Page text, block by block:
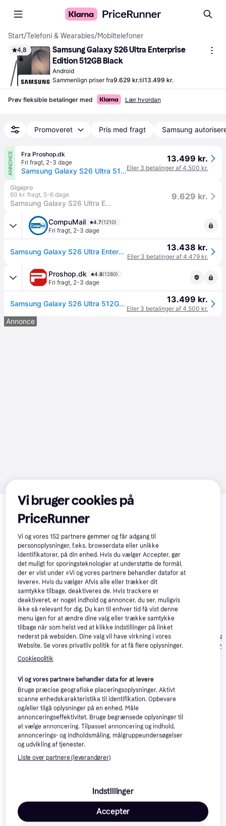
Start/Telefoni & Wearables/Mobiltelefoner
4,8
Samsung Galaxy S26 Ultra Enterprise
Edition 512GB Black
Android
Sammenlign priser fra9.629 kr.til13.499 kr.
Prøv fleksible betalinger med Lær hvordan
Promoveret Pris med fragt Samsung
ANNONCE
Fra Proshop.dk
Fri fragt, 2-3 dage
Samsung Galaxy S26 Ultra 512GB/12GB Enterprise Edition - Black
13.499 kr.
Eller 3 betalinger af 4.500 kr.
Gigapro
60 kr. fragt, 5-6 dage
Samsung Galaxy S26 Ultra Enterprise Edition 17,5 cm (6.9") Dual SIM Android 16.0 5G USB Type-C 12 GB 512 GB 5000 mAh Sort
9.629 kr.
CompuMail 4.7(1210)
Fri fragt, 2-3 dage
Samsung Galaxy S26 Ultra Enterprise Edition 6.9" 512 GB Sort --> På vej ind, levering hos dig 09-08-2026 13.438 kr.
Eller 3 betalinger af 4.479 kr.
Proshop.dk 4.8(1280)
Fri fragt, 2-3 dage
Samsung Galaxy S26 Ultra 512GB/12GB Enterprise Edition - Black 13.499 kr.
Eller 3 betalinger af 4.500 kr.
Annonce
Relaterede produkter
Se vores forslag til andre produkter, der matcher dine
Samsung Galaxy
S26 512GB
4.8
50+
Samsung Galaxy
S26 Ultra 512GB
4.8
Samsung
S26 Ultra
Anmeldelser
Vi bruger cookies på
PriceRunner
Vi og vores152 partnere gemmer og får adgang til
personoplysninger, f.eks. browserdata eller unikke
identifikatorer, på din enhed. Hvis du vælger Accepter, gør
det muligt for sporingsteknologier at understøtte de formål,
der er vist under »Vi og vores partnere behandler datafor at
levere«. Hvis du vælger Afvis alle eller trækker dit
samtykke tilbage, deaktiveres de. Hvis trackere er
deaktiveret, er noget indhold og annoncer, du ser, muligvis
ikke så relevant for dig. Du kan til enhver tid få vist denne
menu igen for at ændre dine valg eller trække samtykke
tilbage når som helst ved at klikke Indstillinger på linket
nederst på websiden. Dine valg vil have virkning i vores
Website. Se vores privatliv politik for at få flere oplysninger.
Cookiepolitik
Vi og vores partnere behandler data for at levere
Bruge præcise geografiske placeringsoplysninger. Aktivt
scanne enhedskarakteristika til identifikation. Opbevare
og/eller tilgå oplysninger på en enhed. Måle
annonceringseffektivitet. Bruge begrænsede oplysninger til
at vælge annoncering. Tilpasset annoncering og indhold,
annoncerings- og indholdsmåling, målgruppeundersøgelser
og udvikling af tjenester.
Liste over partnere (leverandører)
Indstillinger
Accepter